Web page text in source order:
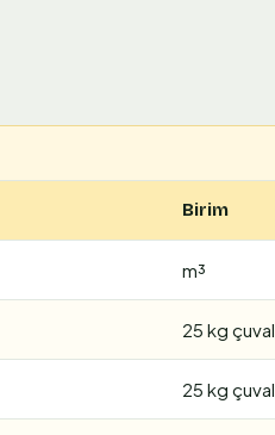
Birim
m³
25 kg çuval
25 kg çuval